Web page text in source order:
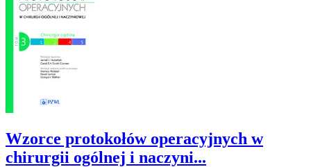
Wzorce protokołów operacyjnych w
chirurgii ogólnej i naczyni...